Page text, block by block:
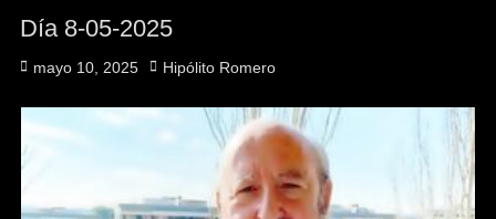
Día 8-05-2025
Publicado
mayo 10, 2025 Autor
Hipólito Romero